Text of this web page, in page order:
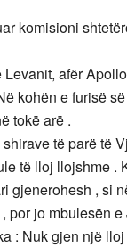
komisioni
Levanit, afër
kohën e furisë
tokë arë .
të parë të
të lloj llojshme .
gjenerohesh , si
por jo mbulesën
: Nuk gjen një